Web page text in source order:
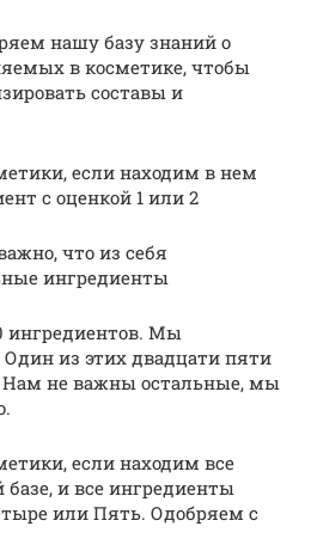
нашу базу знаний о
в косметике, чтобы
составы и
если находим в нем
с оценкой 1 или 2
что из себя
ингредиенты
ингредиентов. Мы
Один из этих двадцати пяти
Нам не важны остальные, мы
если находим все
и все ингредиенты
или Пять. Одобряем с